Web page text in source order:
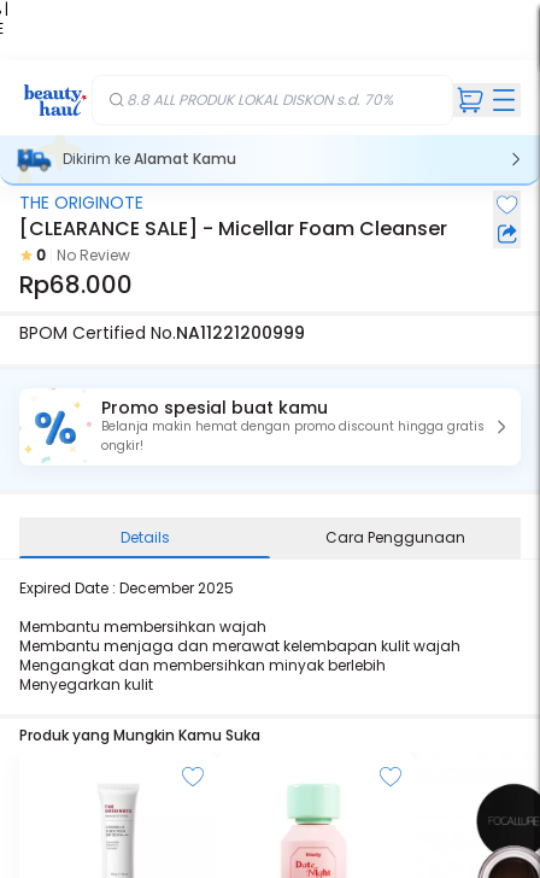
|
8.8 ALL PRODUK LOKAL DISKON s.d. 70%
Dikirim keAlamat Kamu
THE ORIGINOTE
[CLEARANCE SALE] - Micellar Foam Cleanser
0 No Review
Rp68.000
BPOM Certified No.NA11221200999
Promo spesial buat kamu
Belanja makin hemat dengan promo discount hingga gratis
ongkir!
Details Cara Penggunaan
Expired Date : December 2025
Membantu membersihkan wajah
Membantu menjaga dan merawat kelembapan kulit wajah
Mengangkat dan membersihkan minyak berlebih
Menyegarkan kulit
Produk yang Mungkin Kamu Suka